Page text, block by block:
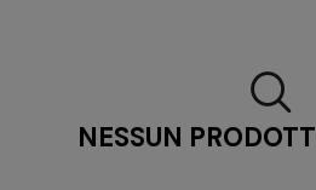
NESSUN